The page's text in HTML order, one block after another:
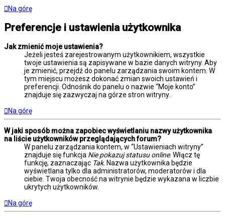
Na górę
Preferencje i ustawienia użytkownika
Jak zmienić moje ustawienia?
Jeżeli jesteś zarejestrowanym użytkownikiem, wszystkie
twoje ustawienia są zapisywane w bazie danych witryny. Aby
je zmienić, przejdź do panelu zarządzania swoim kontem. W
tym miejscu możesz dokonać zmian swoich ustawień i
preferencji. Odnośnik do panelu o nazwie “Moje konto”
znajduje się zazwyczaj na górze stron witryny.
Na górę
W jaki sposób można zapobiec wyświetlaniu nazwy użytkownika
na liście użytkowników przeglądających forum?
W panelu zarządzania kontem, w “Ustawieniach witryny”
znajduje się funkcja Nie pokazuj statusu online. Włącz tę
funkcję, zaznaczając Tak. Nazwa użytkownika będzie
wyświetlana tylko dla administratorów, moderatorów i dla
ciebie. Twoja obecność na witrynie będzie wykazana w liczbie
ukrytych użytkowników.
Na górę